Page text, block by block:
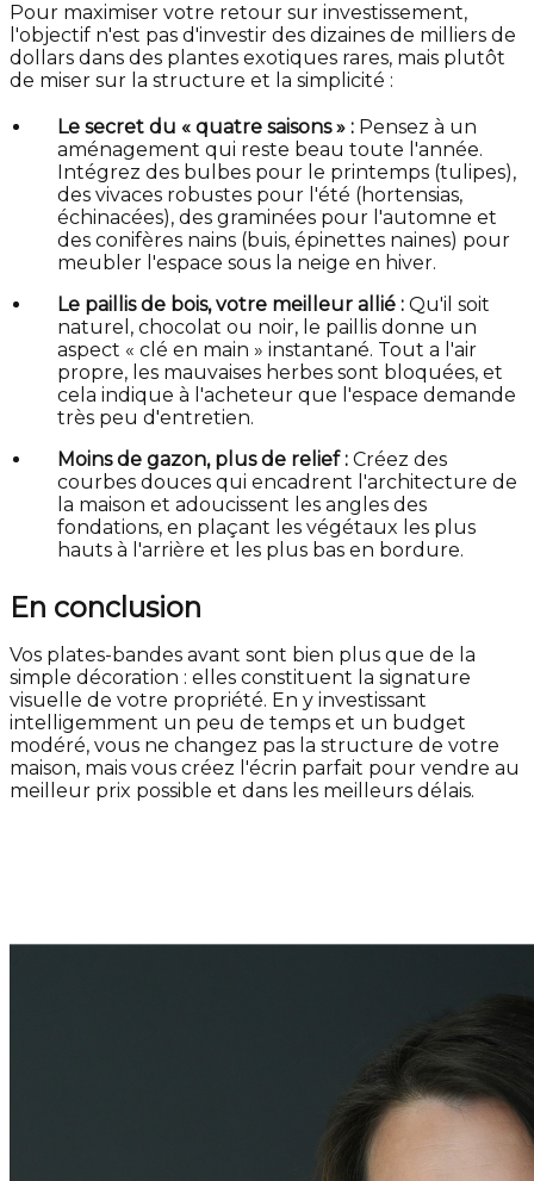
Pour maximiser votre retour sur investissement,
l'objectif n'est pas d'investir des dizaines de milliers de
dollars dans des plantes exotiques rares, mais plutôt
de miser sur la structure et la simplicité :
Le secret du « quatre saisons » : Pensez à un
aménagement qui reste beau toute l'année.
Intégrez des bulbes pour le printemps (tulipes),
des vivaces robustes pour l'été (hortensias,
échinacées), des graminées pour l'automne et
des conifères nains (buis, épinettes naines) pour
meubler l'espace sous la neige en hiver.
Le paillis de bois, votre meilleur allié : Qu'il soit
naturel, chocolat ou noir, le paillis donne un
aspect « clé en main » instantané. Tout a l'air
propre, les mauvaises herbes sont bloquées, et
cela indique à l'acheteur que l'espace demande
très peu d'entretien.
Moins de gazon, plus de relief : Créez des
courbes douces qui encadrent l'architecture de
la maison et adoucissent les angles des
fondations, en plaçant les végétaux les plus
hauts à l'arrière et les plus bas en bordure.
En conclusion
Vos plates-bandes avant sont bien plus que de la
simple décoration : elles constituent la signature
visuelle de votre propriété. En y investissant
intelligemment un peu de temps et un budget
modéré, vous ne changez pas la structure de votre
maison, mais vous créez l'écrin parfait pour vendre au
meilleur prix possible et dans les meilleurs délais.